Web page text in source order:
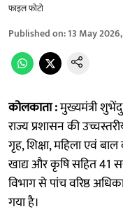
फाइल फोटो
Published on:13 May
कोलकाता :मुख्यमंत्री
राज्य प्रशासन की
गृह, शिक्षा, महिला एवं
खाद्य और कृषि सहित 41
विभाग से पांच वरिष्ठ
गया है।